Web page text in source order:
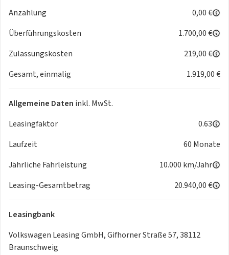
Anzahlung
0,00 €
Überführungskosten
1.700,00 €
Zulassungskosten
219,00 €
Gesamt, einmalig
1.919,00 €
Allgemeine Daten inkl. MwSt.
Leasingfaktor
0.63
Laufzeit
60 Monate
Jährliche Fahrleistung
10.000 km/Jahr
Leasing-Gesamtbetrag
20.940,00 €
Leasingbank
Volkswagen Leasing GmbH, Gifhorner Straße 57, 38112
Braunschweig